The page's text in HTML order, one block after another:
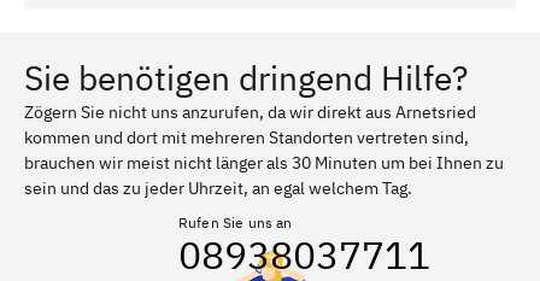
Sie benötigen dringend Hilfe?
Zögern Sie nicht uns anzurufen, da wir direkt aus Arnetsried
kommen und dort mit mehreren Standorten vertreten sind,
brauchen wir meist nicht länger als 30 Minuten um bei Ihnen zu
sein und das zu jeder Uhrzeit, an egal welchem Tag.
Rufen Sie uns an
08938037711